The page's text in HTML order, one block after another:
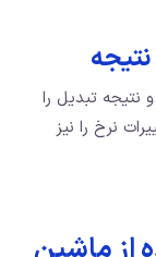
نتیجه تبدیل را
نرخ را نیز